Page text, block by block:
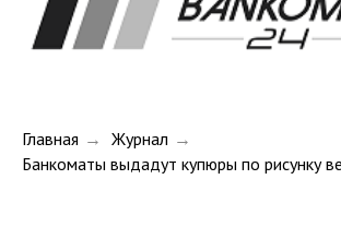
Главная → Журнал →
Банкоматы выдадут купюры по рисунку